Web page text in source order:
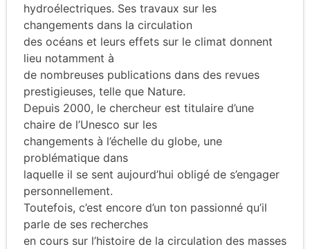
hydroélectriques. Ses travaux sur les
changements dans la circulation
des océans et leurs effets sur le climat donnent
lieu notamment à
de nombreuses publications dans des revues
prestigieuses, telle que Nature.
Depuis 2000, le chercheur est titulaire d’une
chaire de l’Unesco sur les
changements à l’échelle du globe, une
problématique dans
laquelle il se sent aujourd’hui obligé de s’engager
personnellement.
Toutefois, c’est encore d’un ton passionné qu’il
parle de ses recherches
en cours sur l’histoire de la circulation des masses